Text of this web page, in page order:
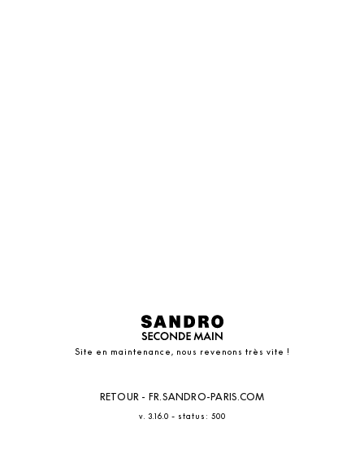
Site en maintenance, nous revenons très vite !
RETOUR - FR.SANDRO-PARIS.COM
v. 3.16.0 - status: 500